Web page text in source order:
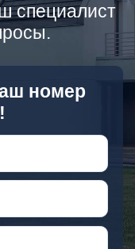
специалист
номер